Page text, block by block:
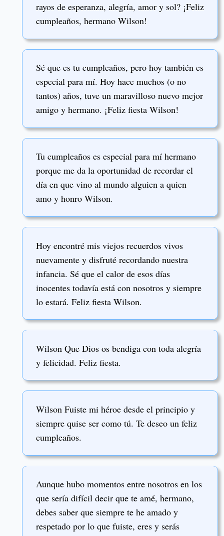
rayos de esperanza, alegría, amor y sol? ¡Feliz
cumpleaños, hermano Wilson!
Sé que es tu cumpleaños, pero hoy también es
especial para mí. Hoy hace muchos (o no
tantos) años, tuve un maravilloso nuevo mejor
amigo y hermano. ¡Feliz fiesta Wilson!
Tu cumpleaños es especial para mí hermano
porque me da la oportunidad de recordar el
día en que vino al mundo alguien a quien
amo y honro Wilson.
Hoy encontré mis viejos recuerdos vivos
nuevamente y disfruté recordando nuestra
infancia. Sé que el calor de esos días
inocentes todavía está con nosotros y siempre
lo estará. Feliz fiesta Wilson.
Wilson Que Dios os bendiga con toda alegría
y felicidad. Feliz fiesta.
Wilson Fuiste mi héroe desde el principio y
siempre quise ser como tú. Te deseo un feliz
cumpleaños.
Aunque hubo momentos entre nosotros en los
que sería difícil decir que te amé, hermano,
debes saber que siempre te he amado y
respetado por lo que fuiste, eres y serás